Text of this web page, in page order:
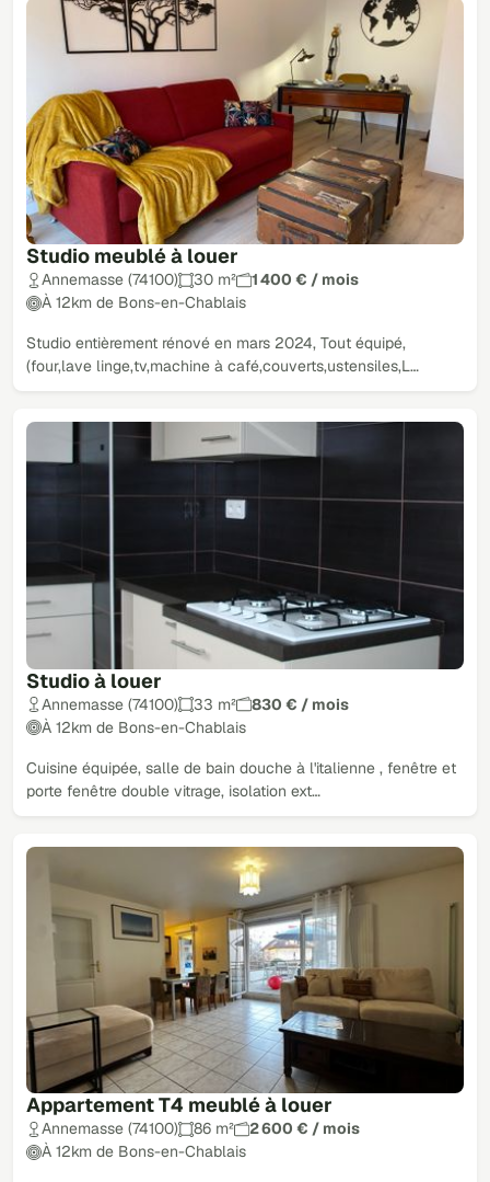
Studio meublé à louer
Annemasse (74100) 30 m²
1 400 € / mois
À 12km de Bons-en-Chablais
Studio entièrement rénové en mars 2024, Tout équipé,
(four,lave linge,tv,machine à café,couverts,ustensiles,L…
Studio à louer
Annemasse (74100) 33 m²
830 € / mois
À 12km de Bons-en-Chablais
Cuisine équipée, salle de bain douche à l'italienne , fenêtre et
porte fenêtre double vitrage, isolation ext…
Appartement T4 meublé à louer
Annemasse (74100) 86 m²
2 600 € / mois
À 12km de Bons-en-Chablais